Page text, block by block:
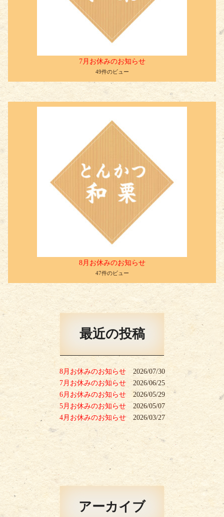
7月お休みのお知らせ
49件のビュー
8月お休みのお知らせ
47件のビュー
最近の投稿
8月お休みのお知らせ
2026/07/30
7月お休みのお知らせ
2026/06/25
6月お休みのお知らせ
2026/05/29
5月お休みのお知らせ
2026/05/07
4月お休みのお知らせ
2026/03/27
アーカイブ